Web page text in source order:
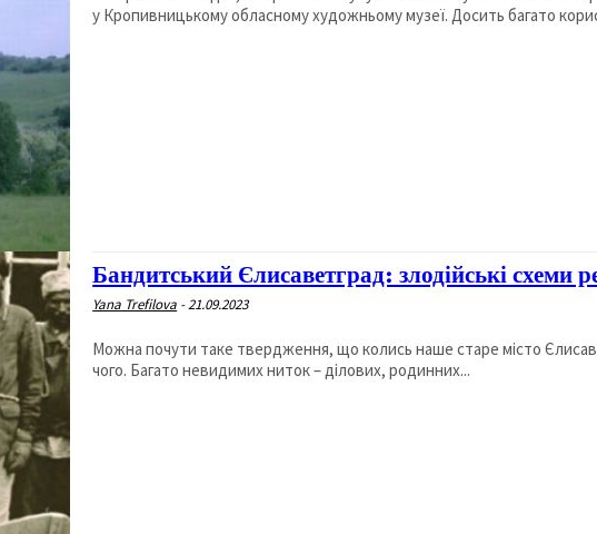
у Кропивницькому обласному художньому музеї. Досить багато
Бандитський Єлисаветград: злодійські схеми
Yana Trefilova -21.09.2023
Можна почути таке твердження, що колись наше старе місто
чого. Багато невидимих ниток – ділових, родинних...